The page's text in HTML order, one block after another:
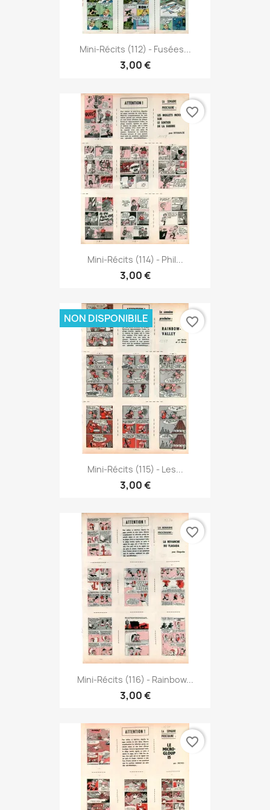
Mini-Récits (112) - Fusées...
3,00 €
Mini-Récits (114) - Phil...
3,00 €
favorite_border
Mini-Récits (115) - Les...
3,00 €
NON DISPONIBILE favorite_border
Mini-Récits (116) - Rainbow...
3,00 €
favorite_border
favorite_border